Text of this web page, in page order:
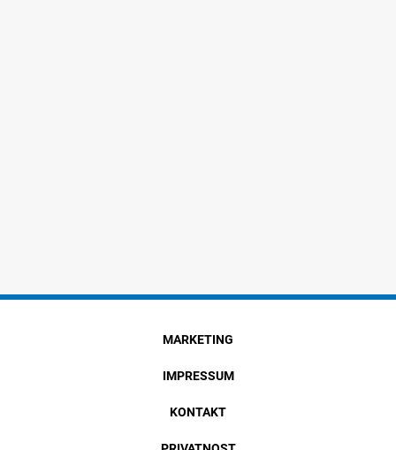
MARKETING
IMPRESSUM
KONTAKT